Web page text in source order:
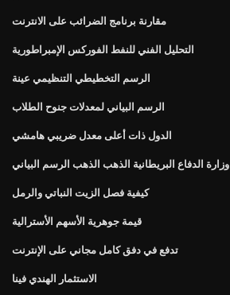
مقارنة برنامج الضرائب على الانترنت
التحليل الفني للنفط الفوركس الإمبراطورية
الرسم التخطيطي التنظيمي عينة
الرسم البياني لمعدلات جنوح الطلاب
الدول ذات أعلى معدل ضريبي هامشي
وزارة الدفاع البريطانية الذهب الذهب الرسم البياني
كيفية فصل الزيت النباتي والرمل
قيمة جوهرية الأسهم الأسترالية
تدفع في دفق كامل مجاني على الإنترنت
الاستثمار الهندي فينا